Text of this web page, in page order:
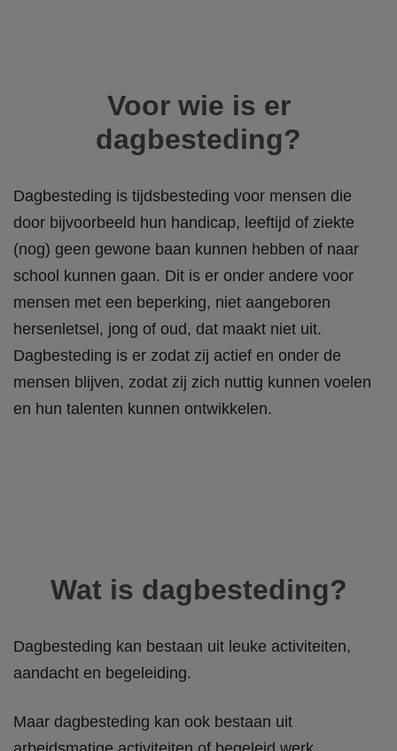
Voor wie is er
dagbesteding?
Dagbesteding is tijdsbesteding voor mensen die
door bijvoorbeeld hun handicap, leeftijd of ziekte
(nog) geen gewone baan kunnen hebben of naar
school kunnen gaan. Dit is er onder andere voor
mensen met een beperking, niet aangeboren
hersenletsel, jong of oud, dat maakt niet uit.
Dagbesteding is er zodat zij actief en onder de
mensen blijven, zodat zij zich nuttig kunnen voelen
en hun talenten kunnen ontwikkelen.
Wat is dagbesteding?
Dagbesteding kan bestaan uit leuke activiteiten,
aandacht en begeleiding.
Maar dagbesteding kan ook bestaan uit